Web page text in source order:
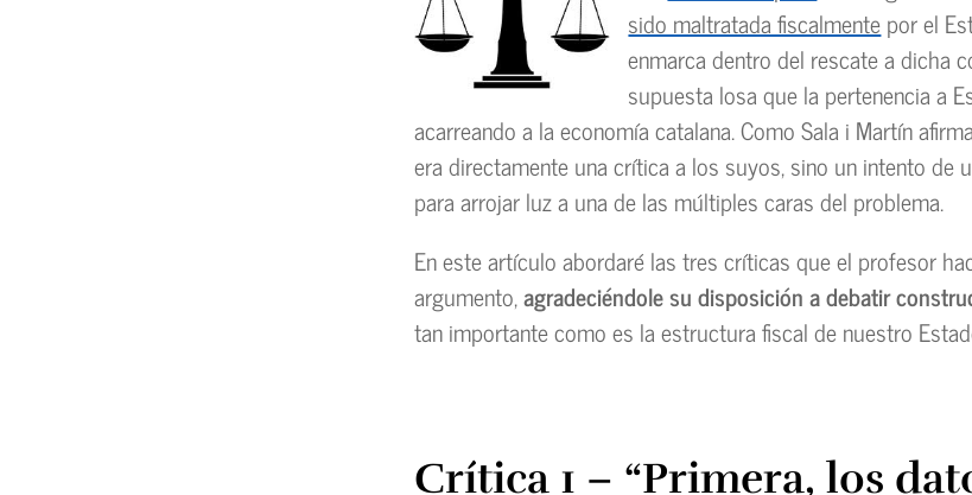
sido maltratada fiscalmentepor el
enmarca dentro del rescate a dicha
supuesta losa que la pertenencia a
acarreando a la economía catalana. Como Sala i Martín
era directamente una crítica a los suyos, sino un intento de
para arrojar luz a una de las múltiples caras del problema.
En este artículo abordaré las tres críticas que el profesor
argumento,agradeciéndole su disposición a debatir
tan importante como es la estructura fiscal de nuestro
Crítica 1 – “Primera, los